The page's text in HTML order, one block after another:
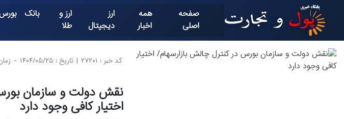
صفحه
اصلی
همه
اخبار
ارز
دیجیتال
ارز و
طلا
بانک
کد خبر : ۲۷۲۰۱ | تاریخ : ۱۴۰۴/۰۵/۲۵ - زمان :
نقش دولت و سازمان
اختیار کافی وجود دارد